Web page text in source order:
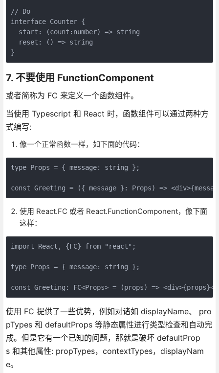
// Do
interface Counter {
  start: (count:number) => string
  reset: () => string
}
7. 不要使用 FunctionComponent
或者简称为 FC 来定义一个函数组件。
当使用 Typescript 和 React 时，函数组件可以通过两种方
式编写:
像一个正常函数一样，如下面的代码：
type Props = { message: string };
const Greeting = ({ message }: Props) =>
使用 React.FC 或者 React.FunctionComponent，像下面
这样：
import React, {FC} from "react";
type Props = { message: string };
const Greeting: FC<Props> = (props) =>
使用 FC 提供了一些优势，例如对诸如 displayName、 pro
pTypes 和 defaultProps 等静态属性进行类型检查和自动完
成。但是它有一个已知的问题，那就是破坏 defaultProp
s 和其他属性: propTypes，contextTypes，displayNam
e。